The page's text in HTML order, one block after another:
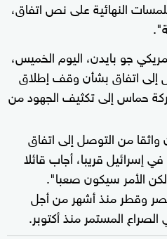
النهائية على نص اتفاق،
جو بايدن، اليوم الخميس،
إلى اتفاق بشأن وقف إطلاق
حماس إلى تكثيف الجهود من
واثقا من التوصل إلى اتفاق
إسرائيل قريبا، أجاب قائلا
الأمر سيكون صعبا".
وقطر منذ أشهر من أجل
المستمر منذ أكتوبر.